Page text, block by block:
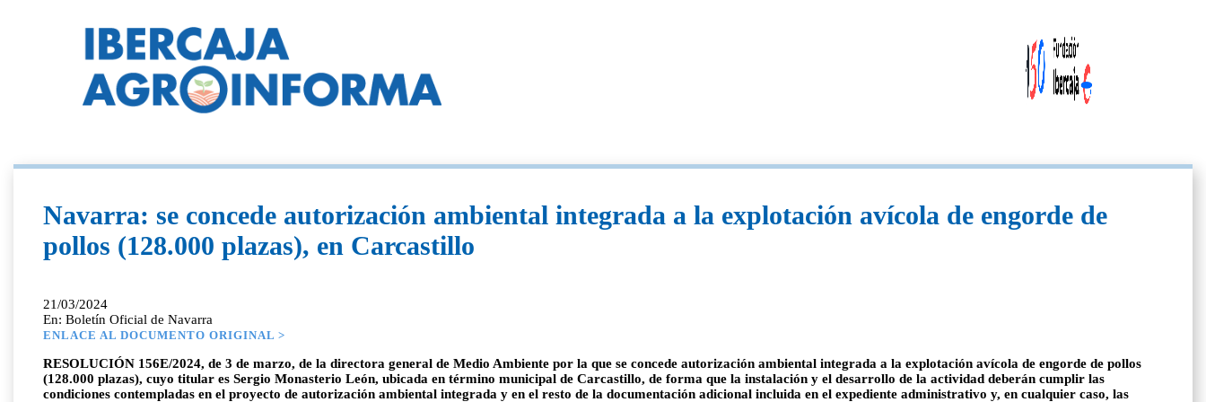
Navarra: se concede autorización ambiental integrada a la explotación avícola de engorde de
pollos (128.000 plazas), en Carcastillo
21/03/2024
En: Boletín Oficial de Navarra
ENLACE AL DOCUMENTO ORIGINAL >
RESOLUCIÓN 156E/2024, de 3 de marzo, de la directora general de Medio Ambiente por la que se concede autorización ambiental integrada a la explotación avícola de engorde de pollos
(128.000 plazas), cuyo titular es Sergio Monasterio León, ubicada en término municipal de Carcastillo, de forma que la instalación y el desarrollo de la actividad deberán cumplir las
condiciones contempladas en el proyecto de autorización ambiental integrada y en el resto de la documentación adicional incluida en el expediente administrativo y, en cualquier caso, las